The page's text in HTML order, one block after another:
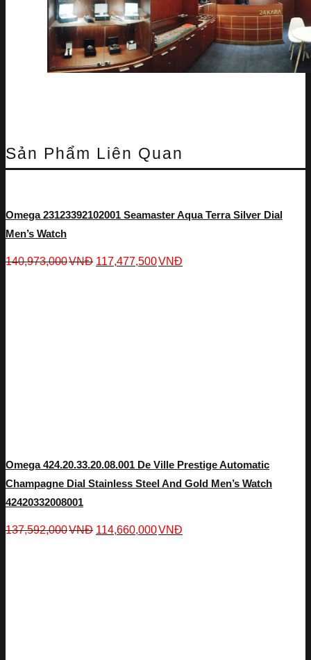
Sản Phẩm Liên Quan
Omega 23123392102001 Seamaster Aqua Terra Silver Dial
Men’s Watch
140,973,000VNĐ 117,477,500VNĐ
Omega 424.20.33.20.08.001 De Ville Prestige Automatic
Champagne Dial Stainless Steel And Gold Men’s Watch
42420332008001
137,592,000VNĐ 114,660,000VNĐ